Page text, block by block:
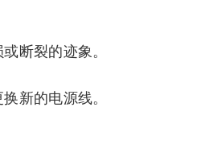
断裂的迹象。
新的电源线。